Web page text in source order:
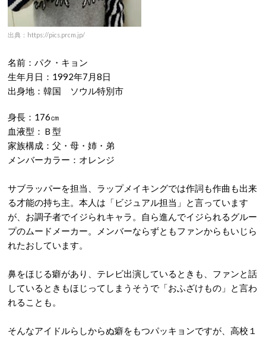
出典：https://pics.prcm.jp/
名前：パク・キョン
生年月日：1992年7月8日
出身地：韓国 ソウル特別市
身長：176㎝
血液型：Ｂ型
家族構成：父・母・姉・弟
メンバーカラー：オレンジ
サブラッパーを担当、ラップメイキングでは作詞も作曲も出来
る才能の持ち主。本人は「ビジュアル担当」と言っています
が、お調子者でイジられキャラ。自ら進んでイジられるグルー
プのムードメーカー。メンバーならずともファンからもいじら
れたおしています。
鼻をほじる癖があり、テレビ出演しているときも、ファンと話
しているときもほじってしまうそうで「おふざけもの」と言わ
れることも。
そんなアイドルらしからぬ癖をもつパッキョンですが、高校１